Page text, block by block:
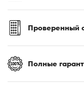
180x220
185x200
190x200
200x180
200x190
Проверенный
Полные